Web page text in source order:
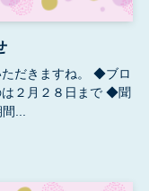
だきますね。 ◆ブロ
は２月２８日まで ◆聞
...